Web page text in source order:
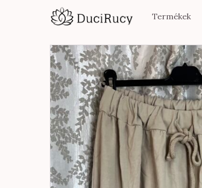
Termékek